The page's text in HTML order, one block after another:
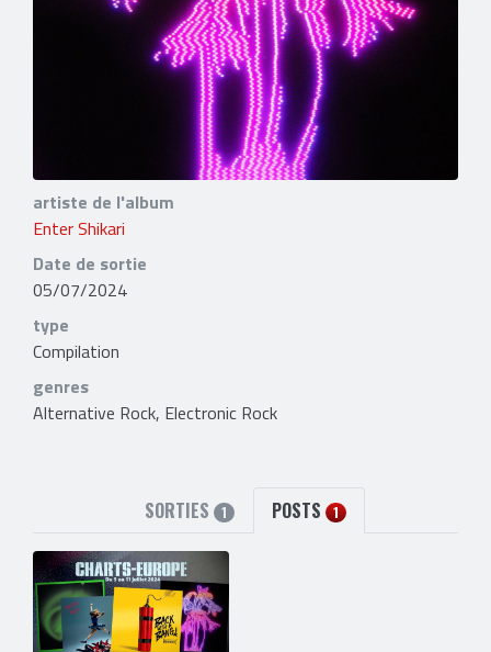
artiste de l'album
Enter Shikari
Date de sortie
05/07/2024
type
Compilation
genres
Alternative Rock, Electronic Rock
SORTIES 1 POSTS 1